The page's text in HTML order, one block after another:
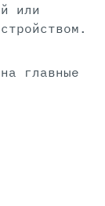
или
главные